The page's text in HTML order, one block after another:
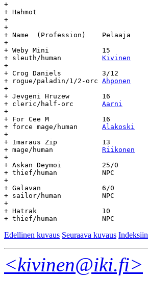
+
+ Hahmot
+
+					    Day				Age
+ Name	(Profession)	Pelaaja		Start		End		(days)
+
+ Weby Mini		15		15
Kivinen
+
+ Crog Daniels		3/12		3/12
Ahponen
+
+ Jevgeni Hruzew	16		16
Aarni
+
+ For Cee M		16		16
Alakoski
+
+ Imaraus Zip		13		13
Riikonen
+
+ Askan Deymoi		25/0		25/0
+ thief/human		NPC		28.10.835:160+42-		-
+
+ Galavan		6/0		6/0
+ sailor/human		NPC		-		-		-
+
+ Hatrak		10		10
Edellinen kuvaus Seuraava kuvaus Indeksiin
<kivinen@iki.fi>